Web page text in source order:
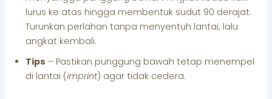
lurus ke atas hingga membentuk sudut 90 derajat.
Turunkan perlahan tanpa menyentuh lantai, lalu
angkat kembali.
Tips – Pastikan punggung bawah tetap menempel
di lantai (imprint) agar tidak cedera.